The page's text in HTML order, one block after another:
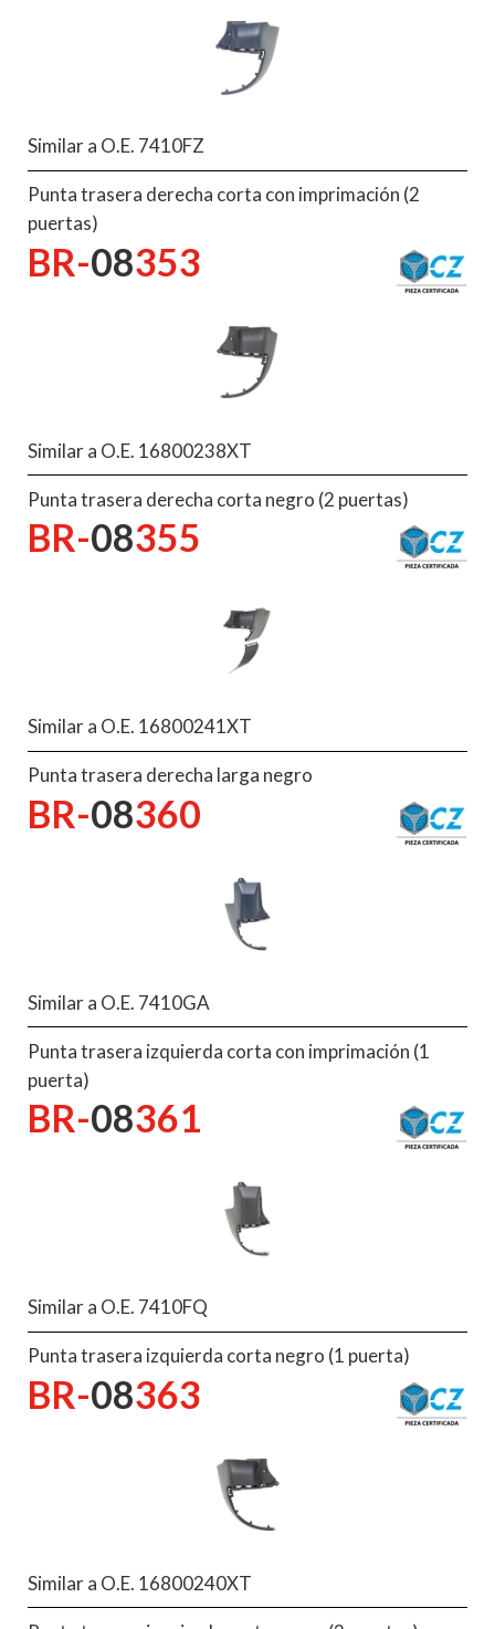
Similar a O.E. 7410FZ
Punta trasera derecha corta con imprimación (2
puertas)
BR-08353
Similar a O.E. 16800238XT
Punta trasera derecha corta negro (2 puertas)
BR-08355
Similar a O.E. 16800241XT
Punta trasera derecha larga negro
BR-08360
Similar a O.E. 7410GA
Punta trasera izquierda corta con imprimación (1
puerta)
BR-08361
Similar a O.E. 7410FQ
Punta trasera izquierda corta negro (1 puerta)
BR-08363
Similar a O.E. 16800240XT